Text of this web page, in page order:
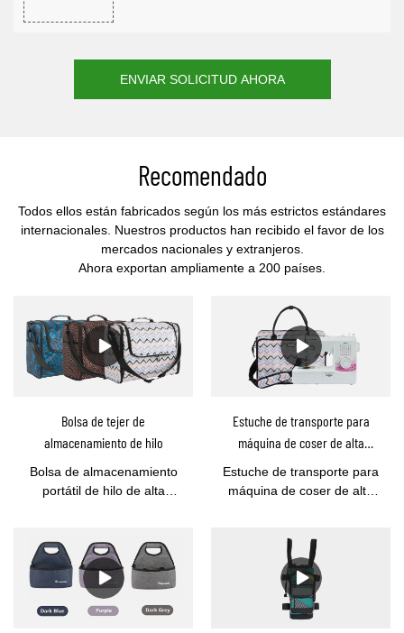
ENVIAR SOLICITUD AHORA
Recomendado
Todos ellos están fabricados según los más estrictos estándares
internacionales. Nuestros productos han recibido el favor de los
mercados nacionales y extranjeros.
Ahora exportan ampliamente a 200 países.
Bolsa de tejer de
almacenamiento de hilo
Bolsa de almacenamiento
portátil de hilo de alta
hilo con gran capacidad
para tejedores ávidos,
principiantes de ganchillo,
entusiastas del tejido.Tome
Estuche de transporte para
máquina de coser de alta
calidad, bolsa para máquina de
coser para viajar DS200107 al
Estuche de transporte para
máquina de coser de alta
para viajar DS200107 al por
mayorEste bolso de mano
para máquina de coser le
permite llevar su máquina
de coser dondequiera que